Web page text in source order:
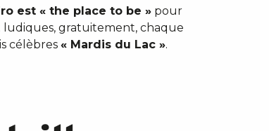
est « the place to be » pour
ludiques, gratuitement, chaque
célèbres « Mardis du Lac ».